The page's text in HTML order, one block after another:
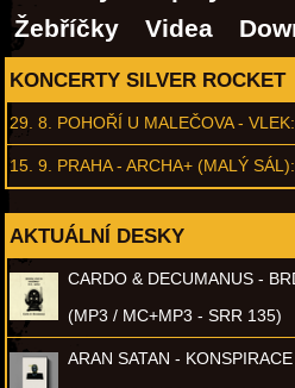
Žebříčky
Videa
KONCERTY SILVER ROCKET
29. 8. POHOŘÍ U MALEČOVA - VLEK:
15. 9. PRAHA - ARCHA+ (MALÝ SÁL):
AKTUÁLNÍ DESKY
CARDO & DECUMANUS -
(MP3 / MC+MP3 - SRR 135)
ARAN SATAN - KONSPIRACE